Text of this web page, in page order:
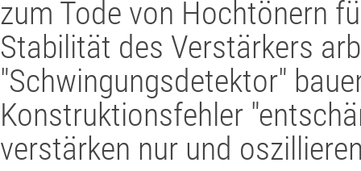
zum Tode von Hochtönern
Stabilität des Verstärkers
"Schwingungsdetektor"
Konstruktionsfehler
verstärken nur und